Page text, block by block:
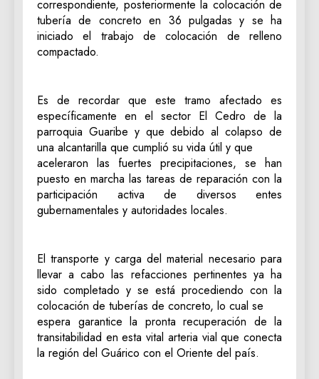
correspondiente, posteriormente la colocación de
tubería de concreto en 36 pulgadas y se ha
iniciado el trabajo de colocación de relleno
compactado.
Es de recordar que este tramo afectado es
específicamente en el sector El Cedro de la
parroquia Guaribe y que debido al colapso de
una alcantarilla que cumplió su vida útil y que
aceleraron las fuertes precipitaciones, se han
puesto en marcha las tareas de reparación con la
participación activa de diversos entes
gubernamentales y autoridades locales.
El transporte y carga del material necesario para
llevar a cabo las refacciones pertinentes ya ha
sido completado y se está procediendo con la
colocación de tuberías de concreto, lo cual se
espera garantice la pronta recuperación de la
transitabilidad en esta vital arteria vial que conecta
la región del Guárico con el Oriente del país.